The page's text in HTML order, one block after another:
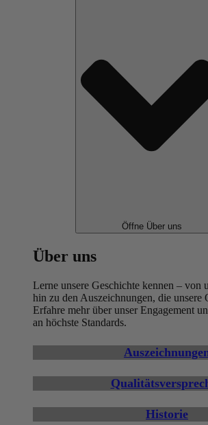
Öffne Über uns
Über uns
Lerne unsere Geschichte kennen – von
hin zu den Auszeichnungen, die unsere
Erfahre mehr über unser Engagement
an höchste Standards.
Historie